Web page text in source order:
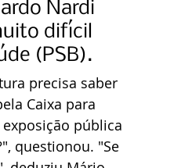
Nardi
difícil
(PSB).
precisa saber
Caixa para
pública
questionou. "Se